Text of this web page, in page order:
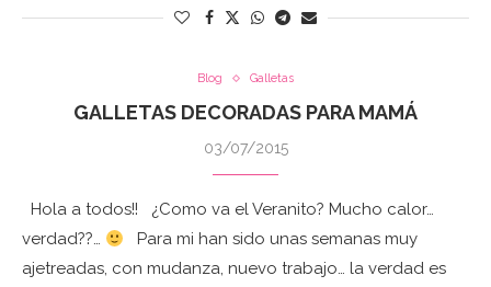
Blog Galletas
GALLETAS DECORADAS PARA MAMÁ
03/07/2015
Hola a todos!! ¿Como va el Veranito? Mucho calor…
verdad??…
Para mi han sido unas semanas muy
ajetreadas, con mudanza, nuevo trabajo… la verdad es